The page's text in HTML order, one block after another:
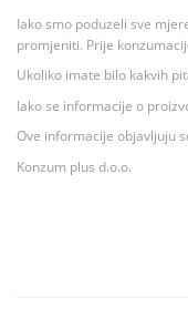
Iako smo poduzeli sve
promjeniti. Prije
Ukoliko imate bilo kakvih
Iako se informacije o
Ove informacije objavljuju
Konzum plus d.o.o.